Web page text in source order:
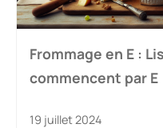
Frommage en E :
commencent par E
19 juillet 2024